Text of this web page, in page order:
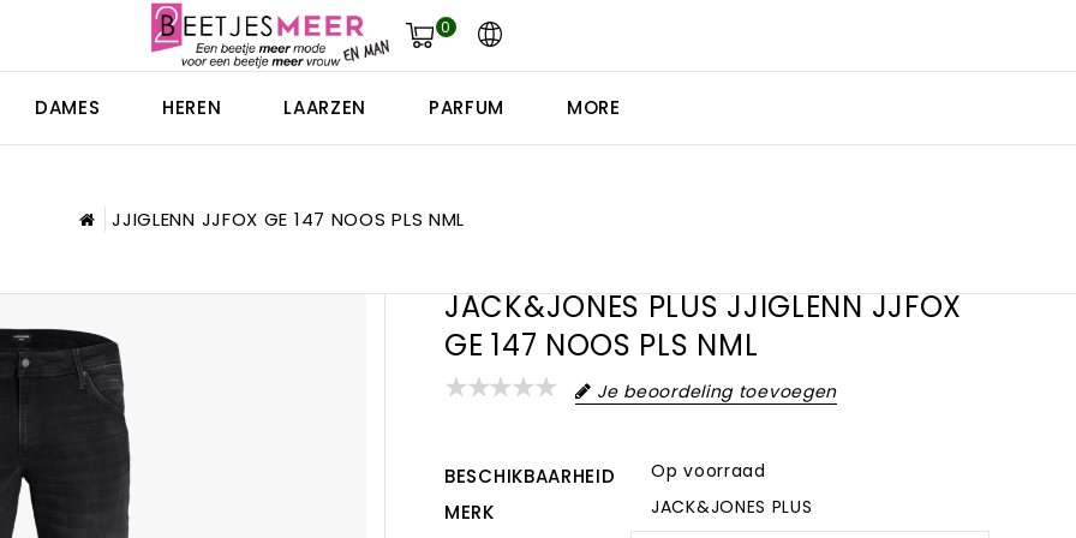
0
DAMES HEREN LAARZEN PARFUM MORE
JJIGLENN JJFOX GE 147 NOOS PLS NML
JACK&JONES PLUS JJIGLENN JJFOX
GE 147 NOOS PLS NML
Je beoordeling toevoegen
BESCHIKBAARHEID Op voorraad
MERK JACK&JONES PLUS